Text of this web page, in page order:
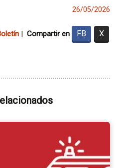
26/05/2026
| Compartir en FB X